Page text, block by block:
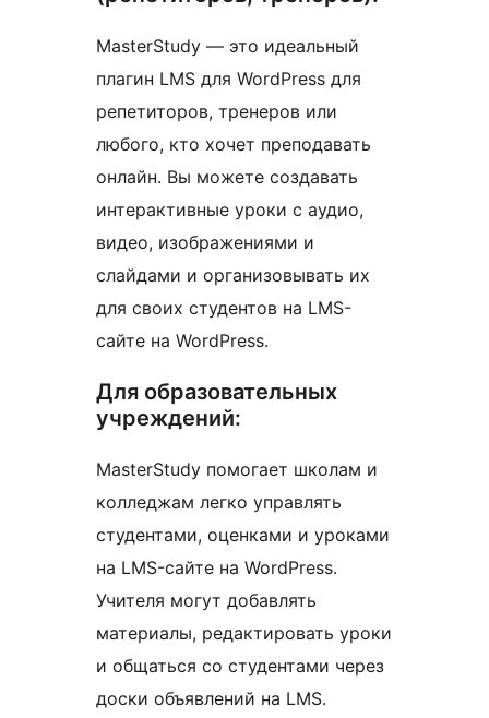
MasterStudy — это идеальный
плагин LMS для WordPress для
репетиторов, тренеров или
любого, кто хочет преподавать
онлайн. Вы можете создавать
интерактивные уроки с аудио,
видео, изображениями и
слайдами и организовывать их
для своих студентов на LMS-
сайте на WordPress.
Для образовательных
учреждений:
MasterStudy помогает школам и
колледжам легко управлять
студентами, оценками и уроками
на LMS-сайте на WordPress.
Учителя могут добавлять
материалы, редактировать уроки
и общаться со студентами через
доски объявлений на LMS.